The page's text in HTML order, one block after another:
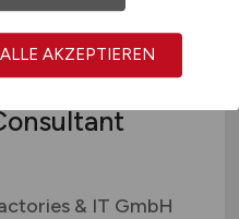
Service
& IT GmbH
ALLE AKZEPTIEREN